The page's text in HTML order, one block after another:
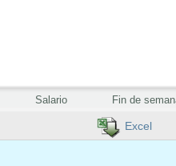
Excel
Salario Fin de